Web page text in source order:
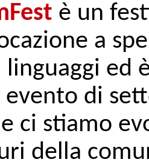
è un
a
ed
di
ci stiamo
della